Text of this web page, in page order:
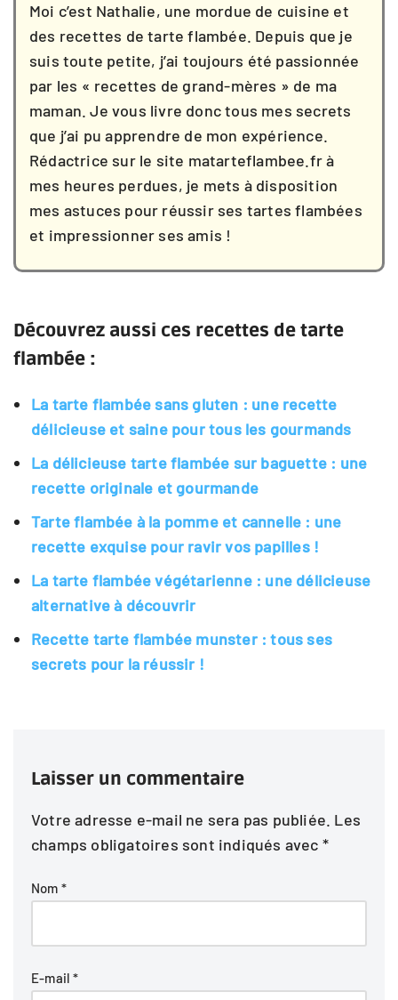
Moi c’est Nathalie, une mordue de cuisine et
des recettes de tarte flambée. Depuis que je
suis toute petite, j’ai toujours été passionnée
par les « recettes de grand-mères » de ma
maman. Je vous livre donc tous mes secrets
que j’ai pu apprendre de mon expérience.
Rédactrice sur le site matarteflambee.fr à
mes heures perdues, je mets à disposition
mes astuces pour réussir ses tartes flambées
et impressionner ses amis !
Découvrez aussi ces recettes de tarte
flambée :
La tarte flambée sans gluten : une recette
délicieuse et saine pour tous les gourmands
La délicieuse tarte flambée sur baguette : une
recette originale et gourmande
Tarte flambée à la pomme et cannelle : une
recette exquise pour ravir vos papilles !
La tarte flambée végétarienne : une délicieuse
alternative à découvrir
Recette tarte flambée munster : tous ses
secrets pour la réussir !
Laisser un commentaire
Votre adresse e-mail ne sera pas publiée. Les
champs obligatoires sont indiqués avec *
Nom *
E-mail*